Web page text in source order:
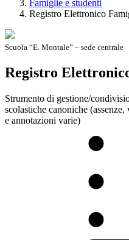
Famiglie e studenti
Registro Elettronico
Scuola “E. Montale” – sede centrale
Registro
Strumento di gestione/
scolastiche canoniche
e annotazioni varie)